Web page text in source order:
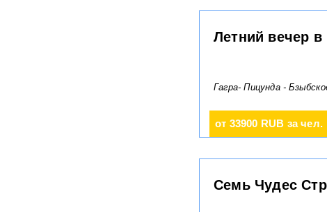
Летний вечер в
Гагра- Пицунда -
от 33900 RUB за чел.
Семь Чудес